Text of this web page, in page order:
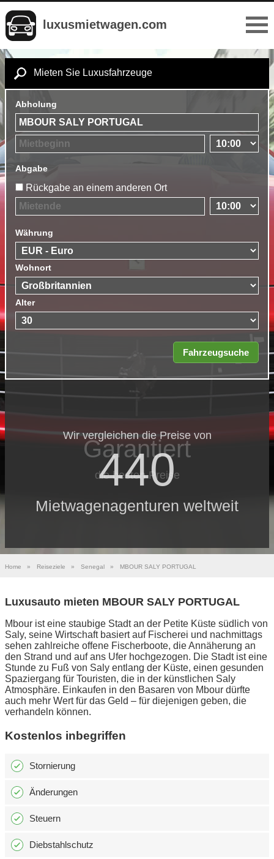
luxusmietwagen.com
Mieten Sie Luxusfahrzeuge
Abholung
Abgabe
Rückgabe an einem anderen Ort
Währung
Wohnort
Alter
Wir vergleichen die Preise von
440
Mietwagenagenturen weltweit
Garantiert
die besten Preise
Home » Reiseziele » Senegal » MBOUR SALY PORTUGAL
Luxusauto mieten MBOUR SALY PORTUGAL
Mbour ist eine staubige Stadt an der Petite Küste südlich von
Saly, seine Wirtschaft basiert auf Fischerei und nachmittags
sehen zahlreiche offene Fischerboote, die Annäherung an
den Strand und auf ans Ufer hochgezogen. Die Stadt ist eine
Stunde zu Fuß von Saly entlang der Küste, einen gesunden
Spaziergang für Touristen, die in der künstlichen Saly
Atmosphäre. Einkaufen in den Basaren von Mbour dürfte
auch mehr Wert für das Geld – für diejenigen geben, die
verhandeln können.
Kostenlos inbegriffen
Stornierung
Änderungen
Steuern
Diebstahlschutz